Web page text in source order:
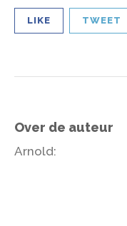
LIKE TWEET
Over de auteur
Arnold: